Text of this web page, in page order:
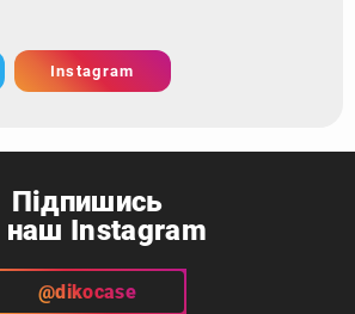
Instagram
Підпишись
наш Instagram
@dikocase